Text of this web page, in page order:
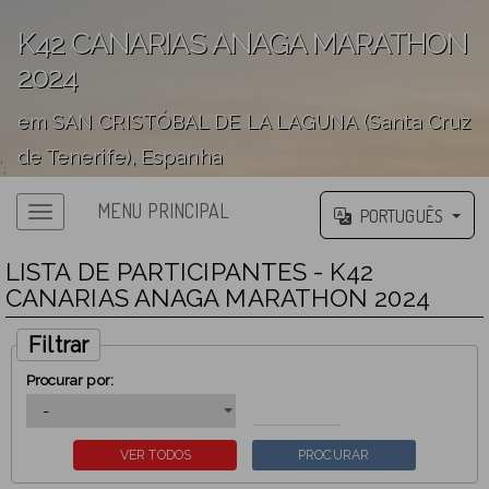
K42 CANARIAS ANAGA MARATHON
2024
em SAN CRISTÓBAL DE LA LAGUNA (Santa Cruz
de Tenerife), Espanha
';
MENU PRINCIPAL PORTUGUÊS
LISTA DE PARTICIPANTES - K42
CANARIAS ANAGA MARATHON 2024
Filtrar
Procurar por: